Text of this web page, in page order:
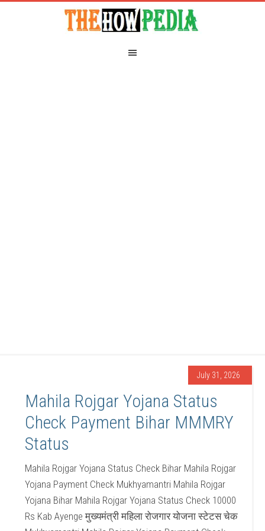
July 31, 2026
Mahila Rojgar Yojana Status
Check Payment Bihar MMMRY
Status
Mahila Rojgar Yojana Status Check Bihar Mahila Rojgar
Yojana Payment Check Mukhyamantri Mahila Rojgar
Yojana Bihar Mahila Rojgar Yojana Status Check 10000
Rs Kab Ayenge मुख्यमंत्री महिला रोजगार योजना स्टेटस चेक